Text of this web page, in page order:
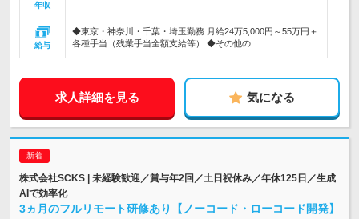
年収
給与
◆東京・神奈川・千葉・埼玉勤務:月給24万5,000円～55万円＋
各種手当（残業手当全額支給等） ◆その他の…
求人詳細を見る 気になる
株式会社SCKS | 未経験歓迎／賞与年2回／土日祝休み／年休125日／生成
AIで効率化
3ヵ月のフルリモート研修あり【ノーコード・ローコード開発】